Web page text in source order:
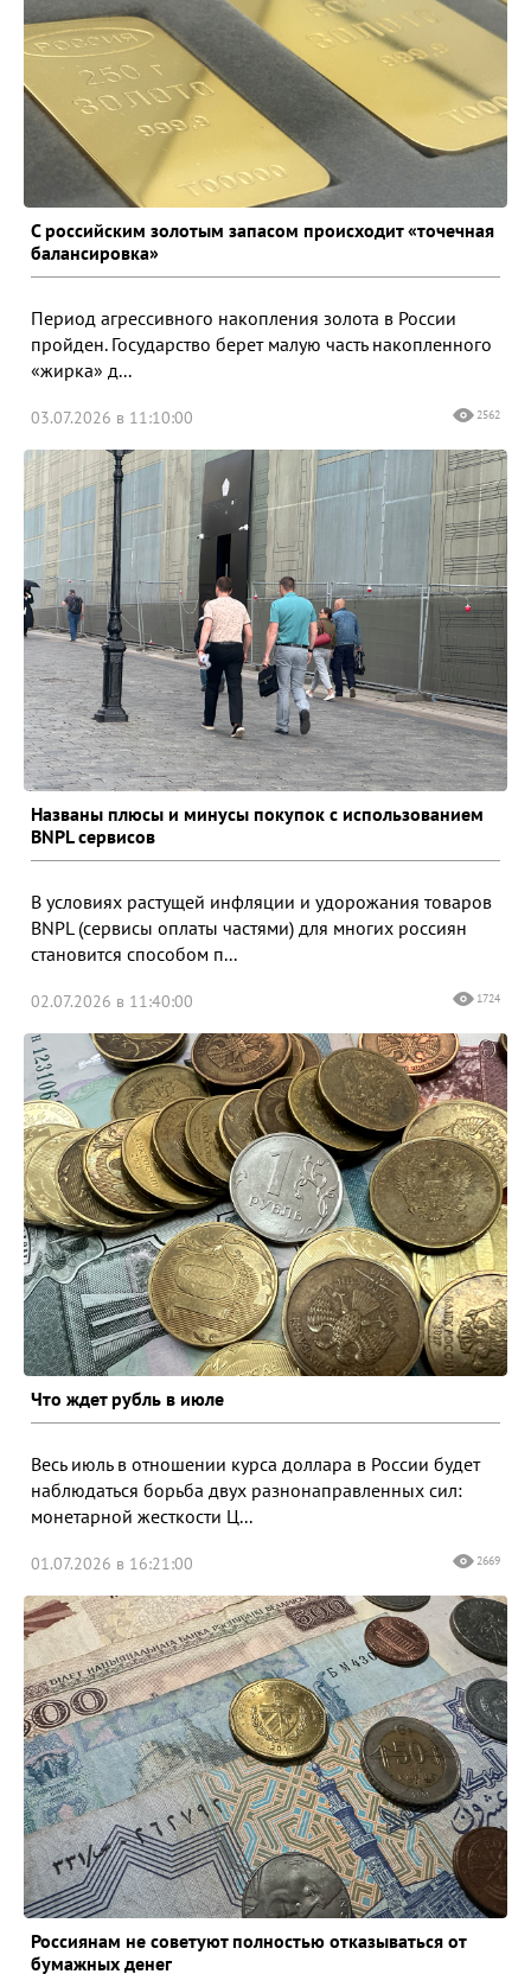
С российским золотым запасом происходит «точечная
балансировка»
Период агрессивного накопления золота в России
пройден. Государство берет малую часть накопленного
«жирка» д...
03.07.2026 в 11:10:00 2562
Названы плюсы и минусы покупок с использованием
BNPL сервисов
В условиях растущей инфляции и удорожания товаров
BNPL (сервисы оплаты частями) для многих россиян
становится способом п...
02.07.2026 в 11:40:00 1724
Что ждет рубль в июле
Весь июль в отношении курса доллара в России будет
наблюдаться борьба двух разнонаправленных сил:
монетарной жесткости Ц...
01.07.2026 в 16:21:00 2669
Россиянам не советуют полностью отказываться от
бумажных денег